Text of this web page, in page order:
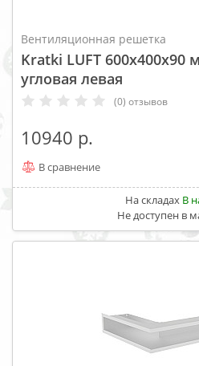
Вентиляционная решетка
Kratki LUFT 600x400x90
угловая левая
(0) отзывов
10940
В сравнение
На складах В
Не доступен в